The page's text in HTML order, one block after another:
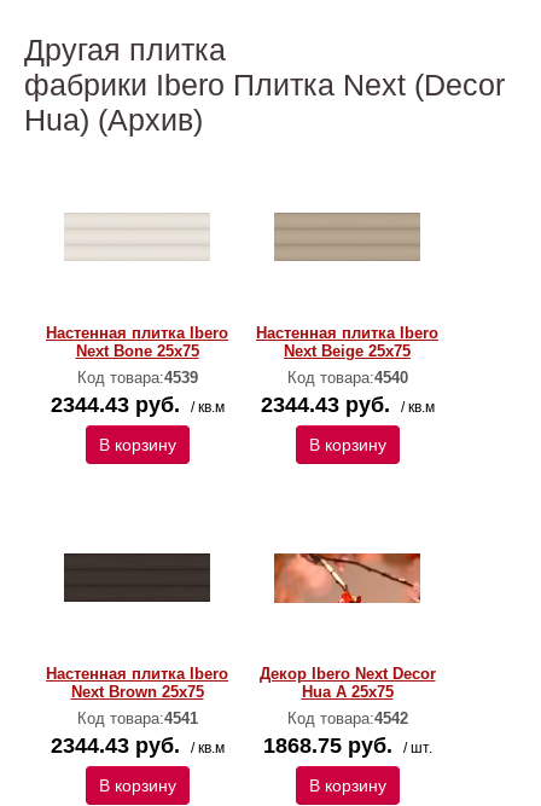
Другая плитка
фабрики Ibero Плитка Next (Decor
Hua) (Архив)
Настенная плитка Ibero
Next Bone 25x75
Код товара:4539
2344.43 руб. / кв.м
В корзину
Настенная плитка Ibero
Next Beige 25x75
Код товара:4540
2344.43 руб. / кв.м
В корзину
Настенная плитка Ibero
Next Brown 25x75
Код товара:4541
2344.43 руб. / кв.м
В корзину
Декор Ibero Next Decor
Hua A 25x75
Код товара:4542
1868.75 руб. / шт.
В корзину